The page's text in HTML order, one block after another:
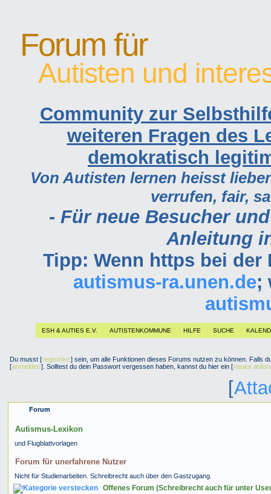
Forum für
Autisten und
Community zur
weiteren Fragen des
demokratisch
Von Autisten lernen heisst
verrufen, fair,
- Für neue Besucher
Anleitung
Tipp: Wenn https bei
autismus-ra.unen.de;
ESH & AUTIES E.V. AUTISTENKOMMUNE HILFE SUCHE
Du musst [registriert] sein, um alle Funktionen dieses Forums nutzen zu können. Falls
[anmelden]. Solltest du dein Passwort vergessen haben, kannst du hier ein [neues
[
Forum
Autismus-Lexikon
und Flugblattvorlagen
Forum für unerfahrene Nutzer
Nicht für Studienarbeiten. Schreibrecht auch über den Gastzugang.
Offenes Forum (Schreibrecht auch für unter